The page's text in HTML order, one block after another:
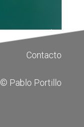
Contacto
© Pablo Portillo